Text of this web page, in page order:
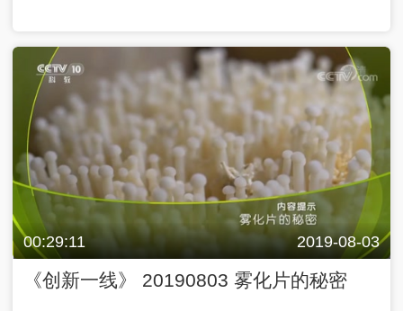
00:29:11 2019-08-03
《创新一线》 20190803 雾化片的秘密